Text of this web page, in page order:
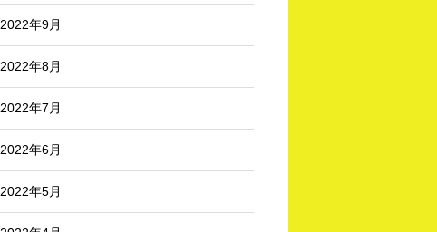
2022年9月
2022年8月
2022年7月
2022年6月
2022年5月